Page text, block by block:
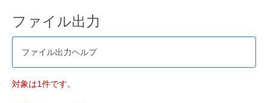
ファイル出力
ファイル出力ヘルプ
対象は1件です。